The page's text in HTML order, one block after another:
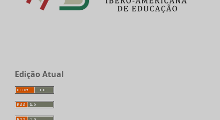
Edição Atual